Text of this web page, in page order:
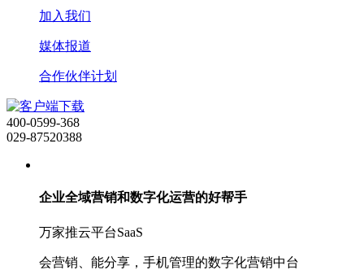
加入我们
媒体报道
合作伙伴计划
400-0599-368
029-87520388
企业全域营销和数字化运营的好帮手
万家推云平台SaaS
会营销、能分享，手机管理的数字化营销中台